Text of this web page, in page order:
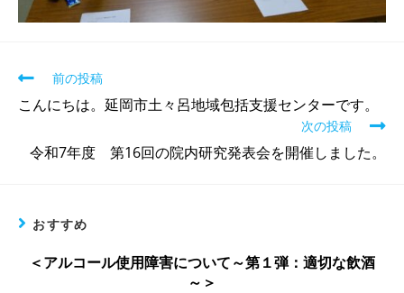
前の投稿
こんにちは。延岡市土々呂地域包括支援センターです。
次の投稿
令和7年度 第16回の院内研究発表会を開催しました。
おすすめ
＜アルコール使用障害について～第１弾：適切な飲酒
～＞